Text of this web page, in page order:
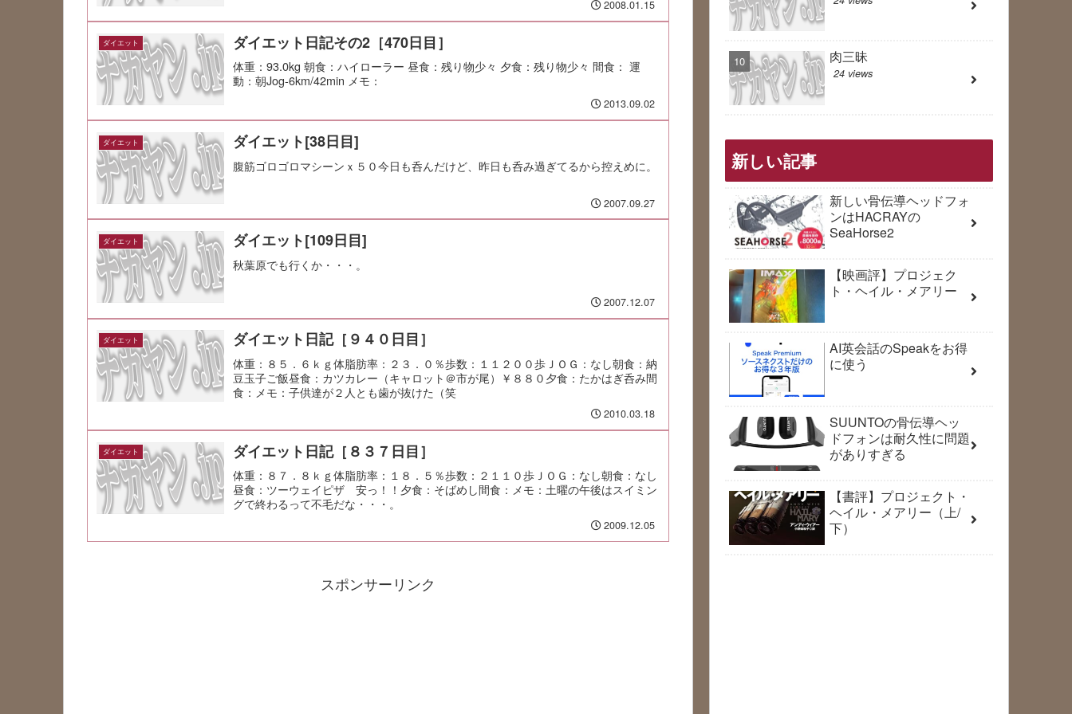
2008.01.15
ダイエット ダイエット日記その2［470日目］
体重：93.0kg 朝食：ハイローラー 昼食：残り物少々 夕食：残り物少々 間食： 運
動：朝Jog-6km/42min メモ：
2013.09.02
ダイエット ダイエット[38日目]
腹筋ゴロゴロマシーンｘ５０今日も呑んだけど、昨日も呑み過ぎてるから控えめに。
2007.09.27
ダイエット ダイエット[109日目]
秋葉原でも行くか・・・。
2007.12.07
ダイエット ダイエット日記［９４０日目］
体重：８５．６ｋｇ体脂肪率：２３．０％歩数：１１２００歩ＪＯＧ：なし朝食：納
豆玉子ご飯昼食：カツカレー（キャロット＠市が尾）￥８８０夕食：たかはぎ呑み間
食：メモ：子供達が２人とも歯が抜けた（笑
2010.03.18
ダイエット ダイエット日記［８３７日目］
体重：８７．８ｋｇ体脂肪率：１８．５％歩数：２１１０歩ＪＯＧ：なし朝食：なし
昼食：ツーウェイピザ 安っ！！夕食：そばめし間食：メモ：土曜の午後はスイミン
グで終わるって不毛だな・・・。
2009.12.05
スポンサーリンク
肉三昧
24 views
新しい記事
新しい骨伝導ヘッドフォ
ンはHACRAYの
SeaHorse2
【映画評】プロジェク
ト・ヘイル・メアリー
AI英会話のSpeakをお得
に使う
SUUNTOの骨伝導ヘッ
ドフォンは耐久性に問題
がありすぎる
【書評】プロジェクト・
ヘイル・メアリー（上/
下）